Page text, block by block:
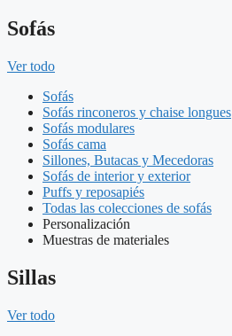
Sofás
Ver todo
Sofás
Sofás rinconeros y chaise longues
Sofás modulares
Sofás cama
Sillones, Butacas y Mecedoras
Sofás de interior y exterior
Puffs y reposapiés
Todas las colecciones de sofás
Personalización
Muestras de materiales
Sillas
Ver todo